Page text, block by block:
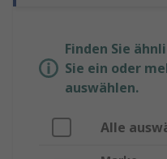
Finden Sie
Sie ein oder
auswählen.
Alle